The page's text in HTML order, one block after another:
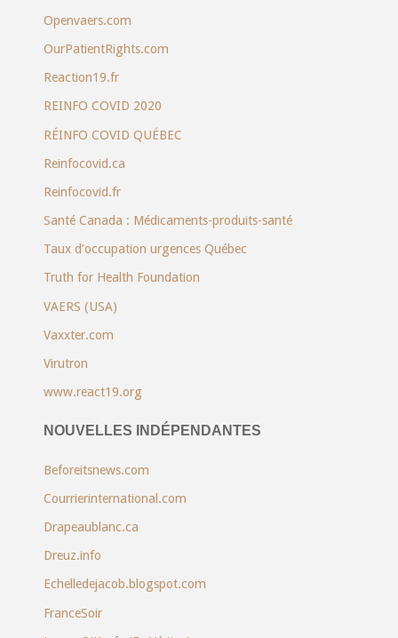
Openvaers.com
OurPatientRights.com
Reaction19.fr
REINFO COVID 2020
RÉINFO COVID QUÉBEC
Reinfocovid.ca
Reinfocovid.fr
Santé Canada : Médicaments-produits-santé
Taux d’occupation urgences Québec
Truth for Health Foundation
VAERS (USA)
Vaxxter.com
Virutron
www.react19.org
NOUVELLES INDÉPENDANTES
Beforeitsnews.com
Courrierinternational.com
Drapeaublanc.ca
Dreuz.info
Echelledejacob.blogspot.com
FranceSoir